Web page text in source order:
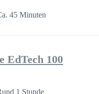
45 Minuten
EdTech 100
1 Stunde